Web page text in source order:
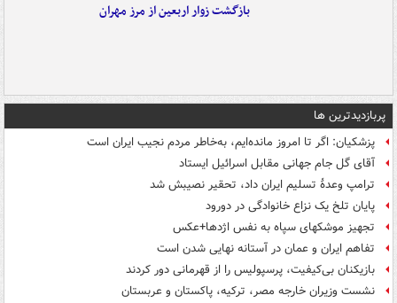
بازگشت زوار اربعین از مرز مهران
پربازدیدترین ها
پزشکیان: اگر تا امروز مانده‌ایم، به‌خاطر مردم نجیب ایران است
آقای گل جام جهانی مقابل اسرائیل ایستاد
ترامپ وعدۀ تسلیم ایران داد، تحقیر نصیبش شد
پایان تلخ یک نزاع خانوادگی در دورود
تجهیز موشکهای سپاه به نفس اژدها+عکس
تفاهم ایران و عمان در آستانه نهایی شدن است
بازیکنان بی‌کیفیت، پرسپولیس را از قهرمانی دور کردند
نشست وزیران خارجه مصر، ترکیه، پاکستان و عربستان